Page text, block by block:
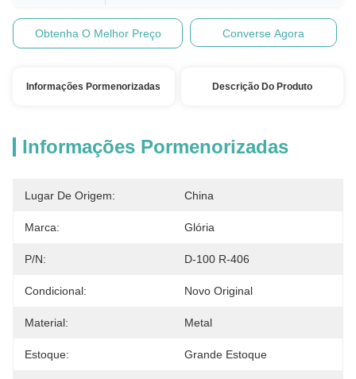
Obtenha O Melhor Preço Converse Agora
Informações Pormenorizadas Descrição Do Produto
Informações Pormenorizadas
Lugar De Origem: China
Marca: Glória
P/N: D-100 R-406
Condicional: Novo Original
Material: Metal
Estoque: Grande Estoque